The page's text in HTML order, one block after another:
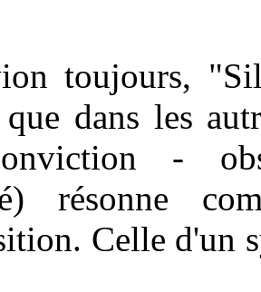
toujours,
dans les
-
résonne
Celle d'un